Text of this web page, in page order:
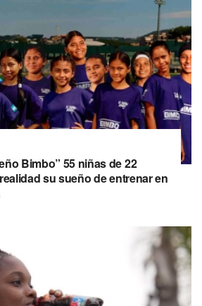
Bimbo” 55 niñas de 22
su sueño de entrenar en